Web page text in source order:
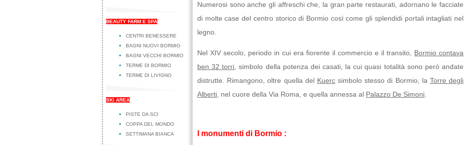
Numerosi sono anche gli affreschi che, la gran parte restaurati, adornano le facciate
di molte case del centro storico di Bormio così come gli splendidi portali intagliati nel
legno.
Nel XIV secolo, periodo in cui era fiorente il commercio e il transito, Bormio contava
ben 32 torri , simbolo della potenza dei casati, la cui quasi totalità sono però andate
distrutte. Rimangono, oltre quella del Kuercsimbolo stesso di Bormio, la Torre degli
Alberti , nel cuore della Via Roma, e quella annessa al Palazzo De Simoni
I monumenti di Bormio :
BEAUTY FARM E SPA
CENTRI BENESSERE
BAGNI NUOVI BORMIO
BAGNI VECCHI BORMIO
TERME DI BORMIO
TERME DI LIVIGNO
SKI AREA
PISTE DA SCI
COPPA DEL MONDO
SETTIMANA BIANCA